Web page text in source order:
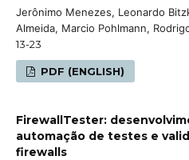
Jerônimo Menezes, Leonardo
Almeida, Marcio Pohlmann,
13-23
PDF (ENGLISH)
FirewallTester:
automação de testes e
firewalls